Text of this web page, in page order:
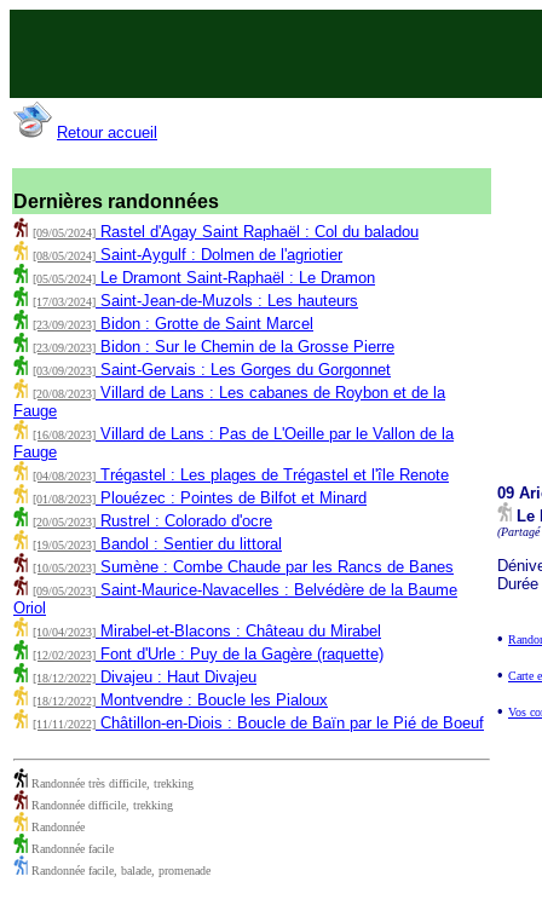
Retour accueil
Dernières randonnées
[09/05/2024] Rastel d'Agay Saint Raphaël : Col du baladou
[08/05/2024] Saint-Aygulf : Dolmen de l'agriotier
[05/05/2024] Le Dramont Saint-Raphaël : Le Dramon
[17/03/2024] Saint-Jean-de-Muzols : Les hauteurs
[23/09/2023] Bidon : Grotte de Saint Marcel
[23/09/2023] Bidon : Sur le Chemin de la Grosse Pierre
[03/09/2023] Saint-Gervais : Les Gorges du Gorgonnet
[20/08/2023] Villard de Lans : Les cabanes de Roybon et de la
Fauge
[16/08/2023] Villard de Lans : Pas de L'Oeille par le Vallon de la
Fauge
[04/08/2023] Trégastel : Les plages de Trégastel et l'île Renote
[01/08/2023] Plouézec : Pointes de Bilfot et Minard
[20/05/2023] Rustrel : Colorado d'ocre
[19/05/2023] Bandol : Sentier du littoral
[10/05/2023] Sumène : Combe Chaude par les Rancs de Banes
[09/05/2023] Saint-Maurice-Navacelles : Belvédère de la Baume
Oriol
[10/04/2023] Mirabel-et-Blacons : Château du Mirabel
[12/02/2023] Font d'Urle : Puy de la Gagère (raquette)
[18/12/2022] Divajeu : Haut Divajeu
[18/12/2022] Montvendre : Boucle les Pialoux
[11/11/2022] Châtillon-en-Diois : Boucle de Baïn par le Pié de Boeuf
Randonnée très difficile, trekking
Randonnée difficile, trekking
Randonnée
Randonnée facile
Randonnée facile, balade, promenade
09
Le
•
• Carte
• Vos